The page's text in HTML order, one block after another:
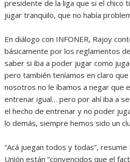
presidente de la liga que si el chico
jugar tranquilo, que no había
En diálogo con INFONER, Rajoy
básicamente por los reglamentos
saber si iba a poder jugar como
pero también teníamos en claro
nosotros no le íbamos a negar que
entrenar igual… pero por ahí iba a
el hecho de entrenar y no poder
lo demás, siempre hemos sido un
“Acá juegan todos y todas”,
Unión están “convencidos que el